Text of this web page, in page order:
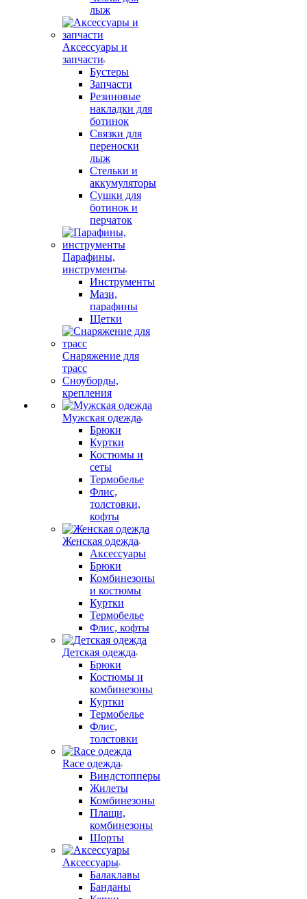
лыж
Аксессуары и
запчасти
Бустеры
Запчасти
Резиновые
накладки для
ботинок
Связки для
переноски
лыж
Стельки и
аккумуляторы
Сушки для
ботинок и
перчаток
Парафины,
инструменты
Инструменты
Мази,
парафины
Щетки
Снаряжение для
трасс
Сноуборды,
крепления
Мужская одежда
Брюки
Куртки
Костюмы и
сеты
Термобелье
Флис,
толстовки,
кофты
Женская одежда
Аксессуары
Брюки
Комбинезоны
и костюмы
Куртки
Термобелье
Флис, кофты
Детская одежда
Брюки
Костюмы и
комбинезоны
Куртки
Термобелье
Флис,
толстовки
Race одежда
Виндстопперы
Жилеты
Комбинезоны
Плащи,
комбинезоны
Шорты
Аксессуары
Балаклавы
Банданы